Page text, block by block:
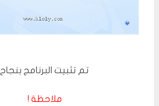
تم تثبيت البرنامج بنجاح
ملاحظة !